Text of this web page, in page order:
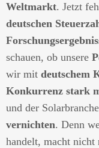
Weltmarkt. Jetzt
deutschen
schauen, ob unsere
wir mit deutschem
Konkurrenz stark
und der
vernichten. Denn
handelt, macht nicht